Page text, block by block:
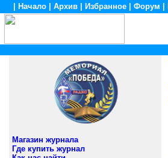
Начало Архив Избранное Форум
Магазин журнала
Где купить журнал